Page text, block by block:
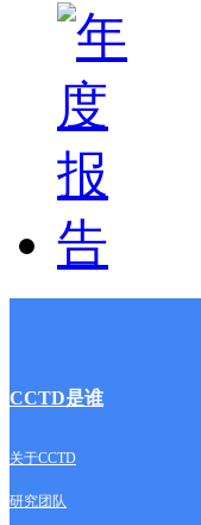
CCTD是谁
关于CCTD
研究团队